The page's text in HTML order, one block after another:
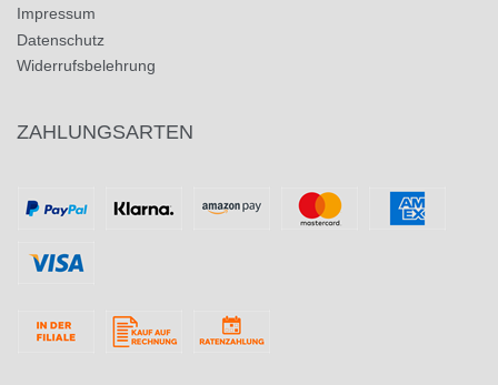
Impressum
Datenschutz
Widerrufsbelehrung
ZAHLUNGSARTEN